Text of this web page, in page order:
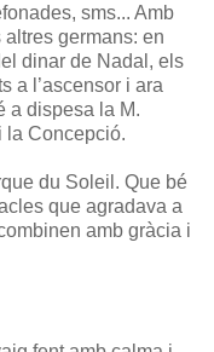
sms... Amb
germans: en
dinar de Nadal, els
a l’ascensor i ara
a dispesa la M.
la Concepció.
du Soleil. Que bé
que agradava a
amb gràcia i